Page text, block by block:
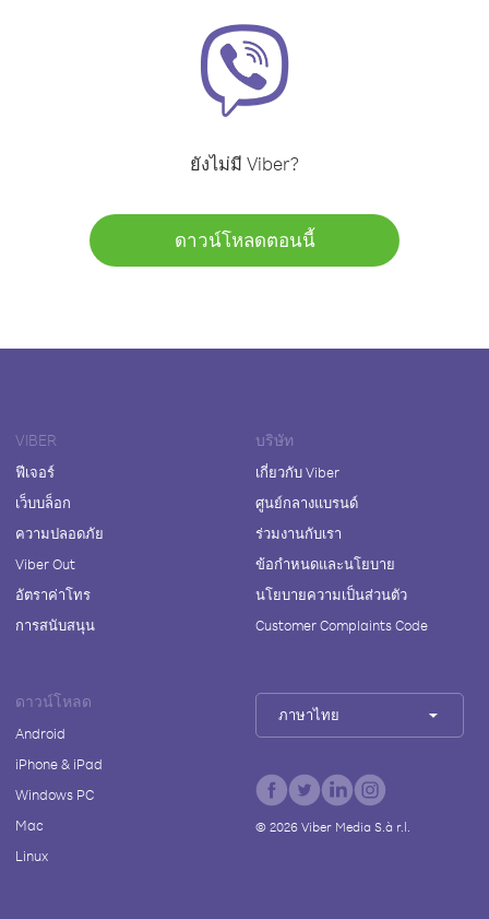
ยังไม่มี Viber?
ดาวน์โหลดตอนนี้
VIBER
ฟีเจอร์
เว็บบล็อก
ความปลอดภัย
Viber Out
อัตราค่าโทร
การสนับสนุน
บริษัท
เกี่ยวกับ Viber
ศูนย์กลางแบรนด์
ร่วมงานกับเรา
ข้อกำหนดและนโยบาย
นโยบายความเป็นส่วนตัว
Customer Complaints Code
ดาวน์โหลด
Android
iPhone & iPad
Windows PC
Mac
Linux
ภาษาไทย
© 2026Viber Media S.à r.l.